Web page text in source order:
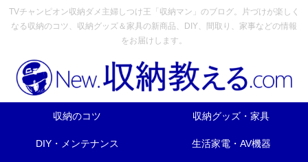
TVチャンピオン収納ダメ主婦しつけ王「収納マン」のブログ。片づけが楽しく
なる収納のコツ、収納グッズ＆家具の新商品、DIY、間取り、家事などの情報
をお届けします。
収納のコツ 収納グッズ・家具
DIY・メンテナンス 生活家電・AV機器